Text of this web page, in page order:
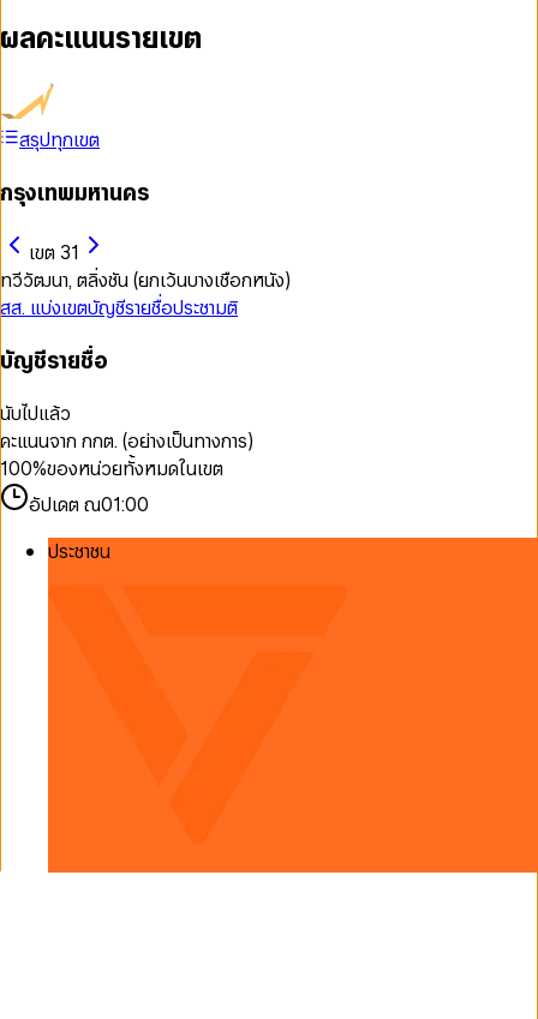
ผลคะแนนรายเขต
สรุปทุกเขต
กรุงเทพมหานคร
เขต 31
ทวีวัฒนา, ตลิ่งชัน (ยกเว้นบางเชือกหนัง)
สส. แบ่งเขตบัญชีรายชื่อประชามติ
บัญชีรายชื่อ
นับไปแล้ว
คะแนนจาก กกต. (อย่างเป็นทางการ)
100%ของหน่วยทั้งหมดในเขต
อัปเดต ณ01:00
ประชาชน